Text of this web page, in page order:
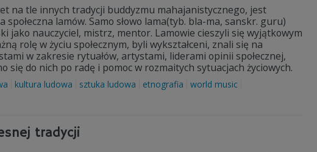
na tle innych tradycji buddyzmu mahajanistycznego, jest
lamów. Samo słowo lama(tyb. bla-ma, sanskr. guru)
jako nauczyciel, mistrz, mentor. Lamowie cieszyli się wyjątkowym
rolę w życiu społecznym, byli wykształceni, znali się na
w zakresie rytuałów, artystami, liderami opinii społecznej,
się do nich po radę i pomoc w rozmaitych sytuacjach życiowych.
kultura ludowa sztuka ludowa etnografia
world music
tradycji